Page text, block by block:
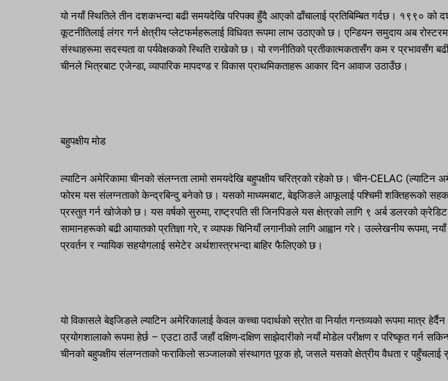
यो नयाँ स्थितिले तीन दशकभन्दा बढी समयदेखि परिपक्व हुँदै आएको ढाँचालाई प्रतिबिम्बित गर्दछ। १९९० को
कूटनीतिलाई लंगर गर्न क्षेत्रीय प्लेटफर्महरूलाई विधिवत रूपमा लाभ उठाएको छ। एन्डियन समुदाय अब
संस्थाहरूमा सदस्यता वा पर्यवेक्षकको स्थिति राखेको छ। यो रणनीतिको प्रतीकात्मकतासँग कम र प्रभावसँग
चीनले भित्रबाट एजेन्डा, व्यापारिक मापदण्ड र विकास प्राथमिकताहरू आकार दिन आवाज उठाउँछ।
बहुपक्षीय मोड
ल्याटिन अमेरिकामा चीनको संलग्नता लामो समयदेखि बहुपक्षीय चरित्रको रहेको छ। चीन-CELAC (ल्याटिन
फोरम यस संलग्नताको केन्द्रबिन्दु बनेको छ। यसको माध्यमबाट, बेइजिङले आफूलाई पश्चिमी शक्तिहरूको
प्रस्तुत गर्न खोजेको छ। यस वर्षको सुरुमा, राष्ट्रपति सी जिनपिङले यस क्षेत्रको लागि ९ अर्ब डलरको
सामानहरूको बढी आयातको प्रतिज्ञा गरे, र व्यापक चिनियाँ लगानीको लागि आह्वान गरे। उल्लेखनीय रूपमा, नयाँ
प्रवर्तन र न्यायिक सहयोगलाई समेटेर अर्थशास्त्रभन्दा बाहिर फैलिएको छ।
यो विकासले बेइजिङले ल्याटिन अमेरिकालाई केवल कच्चा पदार्थको स्रोत वा निर्यात गन्तव्यको रूपमा मात्र
प्रयोगशालाको रूपमा हेर्छ – एउटा ठाउँ जहाँ दक्षिण-दक्षिण साझेदारीको नयाँ मोडेल परीक्षण र परिष्कृत गर्न
चीनको बहुपक्षीय संलग्नताको फराकिलो सञ्जालको संस्थागत पूरक हो, जसले यसको क्षेत्रीय वैधता र